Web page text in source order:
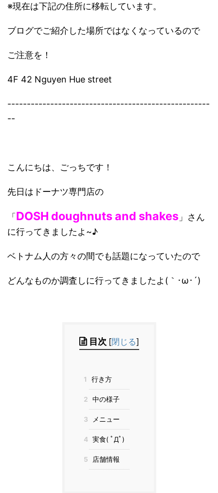
※現在は下記の住所に移転しています。
ブログでご紹介した場所ではなくなっているので
ご注意を！
4F 42 Nguyen Hue street
----------------------------------------------------
--
こんにちは、ごっちです！
先日はドーナツ専門店の
「 DOSH doughnuts and shakes 」さん
に行ってきましたよ~♪
ベトナム人の方々の間でも話題になっていたので
どんなものか調査しに行ってきましたよ(｀･ω･´)
目次 [閉じる]
1 行き方
2 中の様子
3 メニュー
4 実食( ﾟДﾟ)
5 店舗情報